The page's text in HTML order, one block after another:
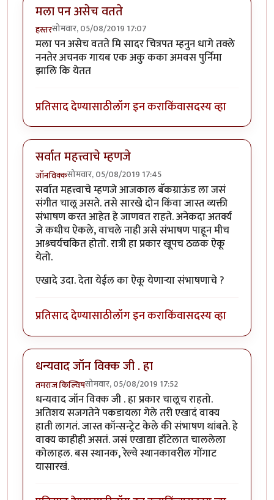
मला पन असेच वतते
हस्तरसोमवार, 05/08/2019 17:07
मला पन असेच वतते मि सादर चित्रपत म्हनुन धागे तक्ले
ननतेर अचनक गायब एक अकु कका अमवस पुर्निमा
झालि कि येतत
प्रतिसाद देण्यासाठीलॉग इन कराकिंवासदस्य व्हा
सर्वात महत्त्वाचे म्हणजे
जॉनविक्कसोमवार, 05/08/2019 17:45
सर्वात महत्त्वाचे म्हणजे आजकाल बॅकग्राऊंड ला जसं
संगीत चालू असते. तसे सारखे दोन किंवा जास्त व्यक्ती
संभाषण करत आहेत हे जाणवत राहते. अनेकदा अतर्क्य
जे कधीच ऐकले, वाचले नाही असे संभाषण पाहून मीच
आश्र्चर्यचकित होतो. रात्री हा प्रकार खूपच ठळक ऐकू
येतो.
एखादे उदा. देता येईल का ऐकू येणाऱ्या संभाषणाचे ?
प्रतिसाद देण्यासाठीलॉग इन कराकिंवासदस्य व्हा
धन्यवाद जॉन विक्क जी . हा
तमराज किल्विषसोमवार, 05/08/2019 17:52
धन्यवाद जॉन विक्क जी . हा प्रकार चालूच राहतो.
अतिशय सजगतेने पकडायला गेले तरी एखादं वाक्य
हाती लागतं. जास्त कॉन्सन्ट्रेट केले की संभाषण थांबते. हे
वाक्य काहीही असतं. जसं एखाद्या हॉटेलात चाललेला
कोलाहल. बस स्थानक, रेल्वे स्थानकावरील गोंगाट
यासारखं.